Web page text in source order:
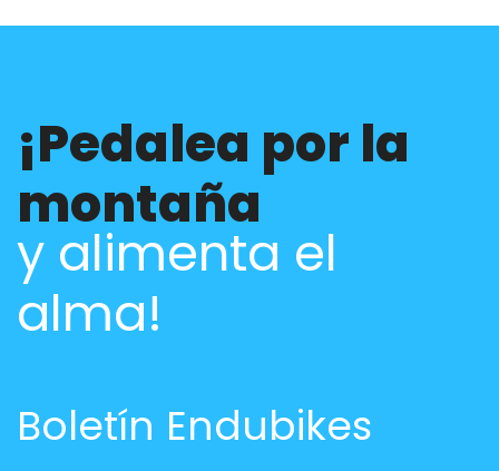
¡Pedalea por la
montaña
y alimenta el
alma!
Boletín Endubikes